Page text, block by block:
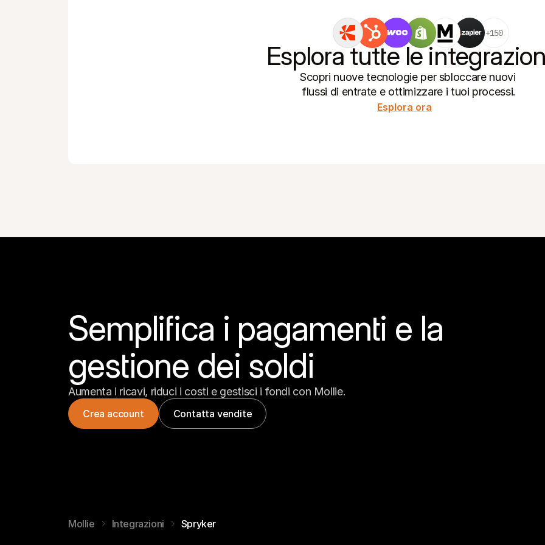
+150
Esplora tutte le
Scopri nuove tecnologie per sbloccare nuovi
flussi di entrate e ottimizzare i tuoi processi.
Esplora ora
Semplifica i pagamenti e la
gestione dei soldi
Aumenta i ricavi, riduci i costi e gestisci i fondi con Mollie.
Crea account Contatta vendite
Mollie Integrazioni Spryker